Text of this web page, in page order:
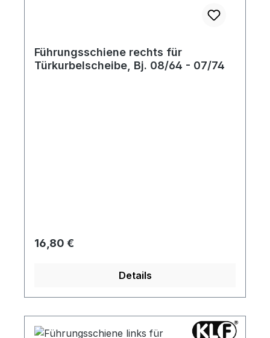
Führungsschiene rechts für
Türkurbelscheibe, Bj. 08/64 - 07/74
Regulärer Preis:
16,80 €
Details